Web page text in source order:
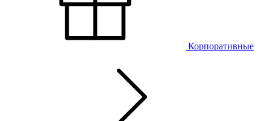
Корпоративные